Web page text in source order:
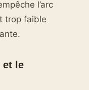
l’arc
trop faible
et le